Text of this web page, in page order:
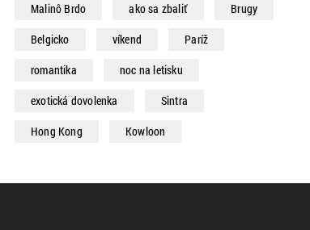
Malinô Brdo ako sa zbaliť
Brugy
Belgicko
víkend
Paríž
romantika
noc na letisku
exotická dovolenka
Sintra
Hong Kong
Kowloon